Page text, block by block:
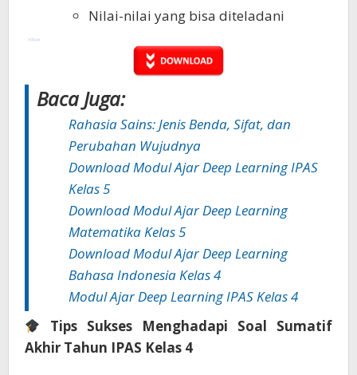
Nilai-nilai yang bisa diteladani
Baca Juga:
Rahasia Sains: Jenis Benda, Sifat, dan
Perubahan Wujudnya
Download Modul Ajar Deep Learning IPAS
Kelas 5
Download Modul Ajar Deep Learning
Matematika Kelas 5
Download Modul Ajar Deep Learning
Bahasa Indonesia Kelas 4
Modul Ajar Deep Learning IPAS Kelas 4
Tips Sukses Menghadapi Soal Sumatif
Akhir Tahun IPAS Kelas 4